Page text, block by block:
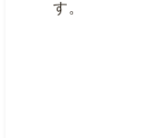
す。